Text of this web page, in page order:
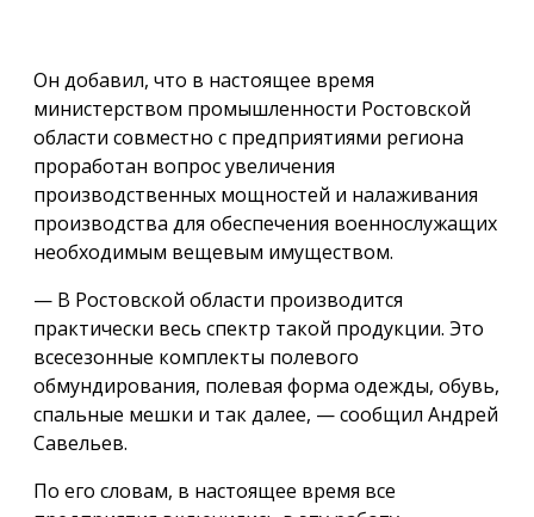
Он добавил, что в настоящее время
министерством промышленности Ростовской
области совместно с предприятиями региона
проработан вопрос увеличения
производственных мощностей и налаживания
производства для обеспечения военнослужащих
необходимым вещевым имуществом.
— В Ростовской области производится
практически весь спектр такой продукции. Это
всесезонные комплекты полевого
обмундирования, полевая форма одежды, обувь,
спальные мешки и так далее, — сообщил Андрей
Савельев.
По его словам, в настоящее время все